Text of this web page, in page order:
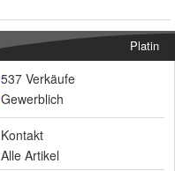
Platin
537 Verkäufe
Gewerblich
Kontakt
Alle Artikel